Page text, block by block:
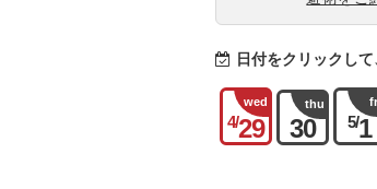
日付をクリックし
wed
4/29
thu
30 5/1